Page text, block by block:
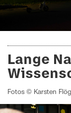
Lange
Fotos © Karsten